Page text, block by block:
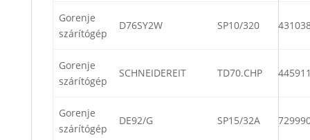
Gorenje
szárítógép
D76SY2W SP10/320
Gorenje
szárítógép
SCHNEIDEREIT TD70.CHP
Gorenje
szárítógép
DE92/G SP15/32A